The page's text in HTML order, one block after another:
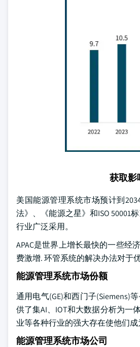
获取影
美国能源管理系统市场预计到
法》、《能源之星》和ISO
行业广泛采用。
APAC是世界上增长最快的一些经
费激增. 环管系统的解决办法对于
能源管理系统市场份额
通用电气(GE)和西门子(Siemens)
供了集AI、IOT和大数据分析为一
业等各种行业的强大存在使他们成
能源管理系统市场公司